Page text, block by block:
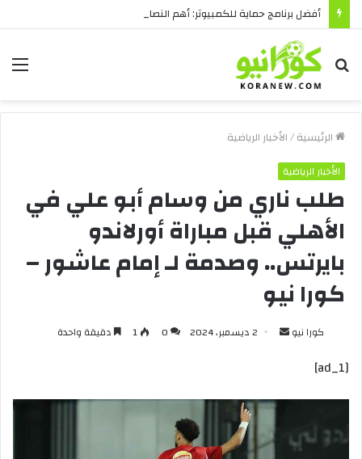
أفضل برنامج حماية للكمبيوتر: أهم النصائح قبل الشراء
بحث
عن
الرئيسية/الأخبار الرياضية
الأخبار الرياضية
طلب ناري من وسام أبو علي في
الأهلي قبل مباراة أورلاندو
بايرتس.. وصدمة لـ إمام عاشور –
كورا نيو
كورا نيو
أرسل 2 ديسمبر، 2024 0
1 دقيقة واحدة
[ad_1]